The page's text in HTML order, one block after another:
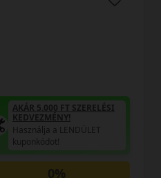
AKÁR 5.000 FT SZERELÉSI
KEDVEZMÉNY!
Használja a LENDÜLET
kuponkódot!